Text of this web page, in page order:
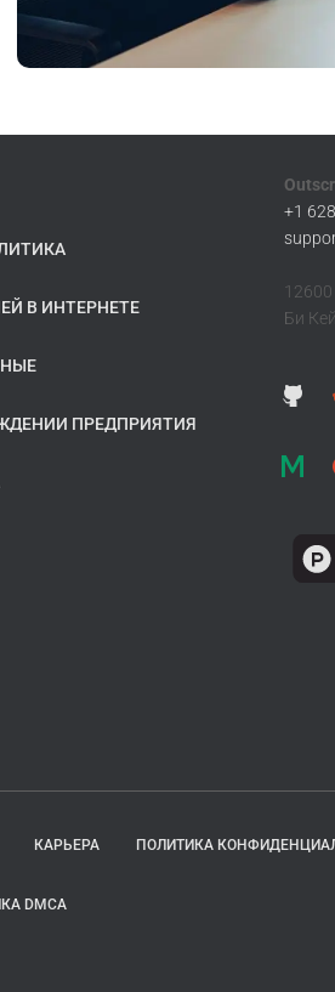
В ИНТЕРНЕТЕ
ПРЕДПРИЯТИЯ
+1
12600
Би
КАРЬЕРА ПОЛИТИКА
DMCA